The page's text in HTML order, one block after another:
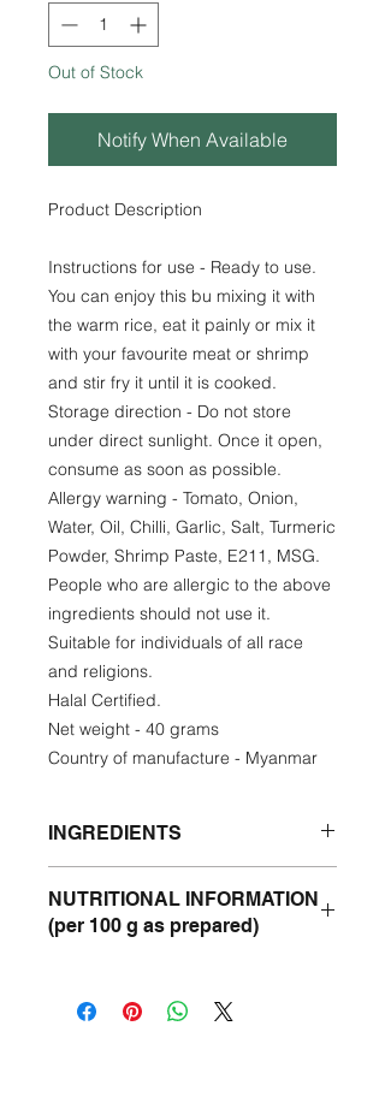
Out of Stock
Notify When Available
Product Description
Instructions for use - Ready to use.
You can enjoy this bu mixing it with
the warm rice, eat it painly or mix it
with your favourite meat or shrimp
and stir fry it until it is cooked.
Storage direction - Do not store
under direct sunlight. Once it open,
consume as soon as possible.
Allergy warning - Tomato, Onion,
Water, Oil, Chilli, Garlic, Salt, Turmeric
Powder, Shrimp Paste, E211, MSG.
People who are allergic to the above
ingredients should not use it.
Suitable for individuals of all race
and religions.
Halal Certified.
Net weight - 40 grams
Country of manufacture - Myanmar
INGREDIENTS
Garlic, Salt, Turmeric Powder, Shrimp
Paste, E211, MSG.
NUTRITIONAL INFORMATION
(per 100 g as prepared)
Protein- 5,04% g
Fat - 28,92%